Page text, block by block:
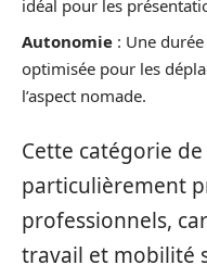
idéal pour les
Autonomie : Une
optimisée pour les
l’aspect nomade.
Cette catégorie
particulièrement
professionnels,
travail et mobilité